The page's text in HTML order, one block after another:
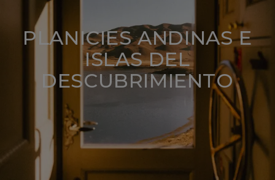
PLANICIES ANDINAS E
ISLAS DEL
DESCUBRIMIENTO